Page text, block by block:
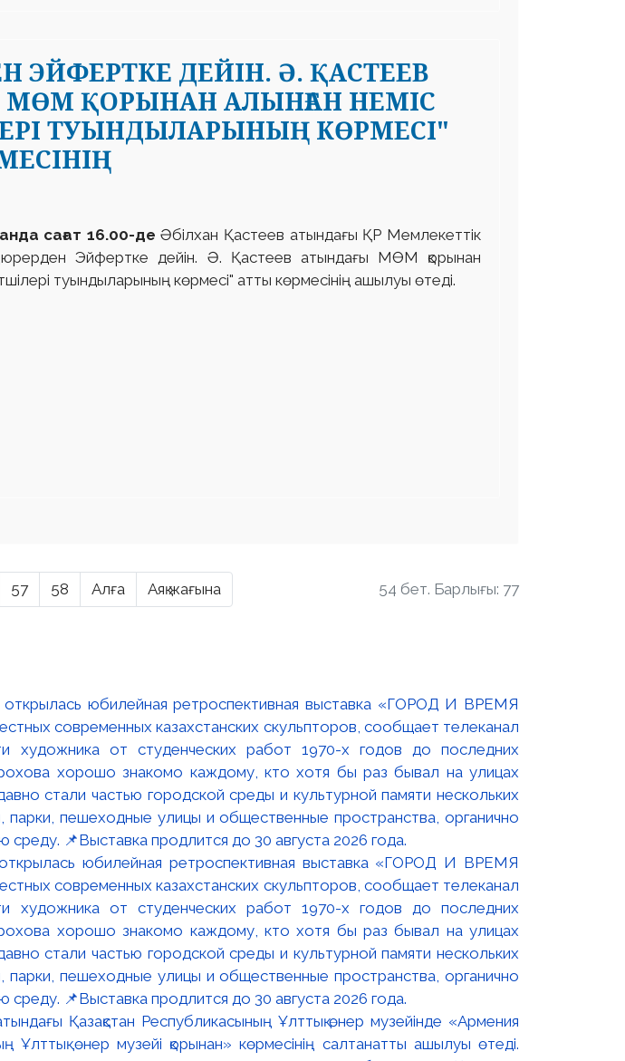
ЭЙФЕРТКЕ ДЕЙІН. Ә. ҚАСТЕЕВ
МӨМ ҚОРЫНАН АЛЫНҒАН НЕМІС
ТУЫНДЫЛАРЫНЫҢ КӨРМЕСІ"
сағат 16.00-де Әбілхан Қастеев атындағы ҚР Мемлекеттік
Эйфертке дейін. Ә. Қастеев атындағы МӨМ қорынан
туындыларының көрмесі" атты көрмесінің ашылуы өтеді.
57 58 Алға Аяқ жағына 54 бет. Барлығы: 77
юбилейная ретроспективная выставка «ГОРОД И ВРЕМЯ
современных казахстанских скульпторов, сообщает телеканал
художника от студенческих работ 1970-х годов до последних
хорошо знакомо каждому, кто хотя бы раз бывал на улицах
стали частью городской среды и культурной памяти нескольких
пешеходные улицы и общественные пространства, органично
📌Выставка продлится до 30 августа 2026 года.